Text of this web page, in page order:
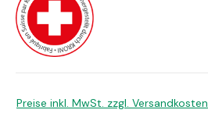
Preise inkl. MwSt. zzgl. Versandkosten